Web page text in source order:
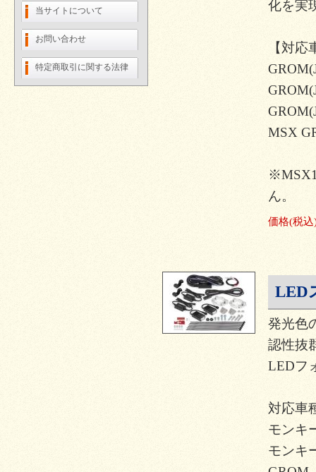
当サイトについて
お問い合わせ
特定商取引に関する法律
化を実
【対応
MSX
ん。
価格(税込
LED
発光色
認性抜
LEDフ
対応車
モンキ
モンキ